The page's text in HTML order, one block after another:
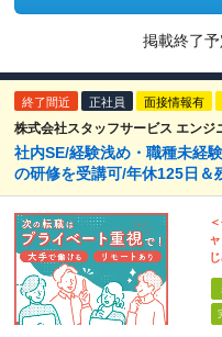
掲載終了予
終了間近 正社員 面接情報有
株式会社スタッフサービス エンジ
社内SE/経験浅め・職種未経
の研修を受講可/年休125日＆